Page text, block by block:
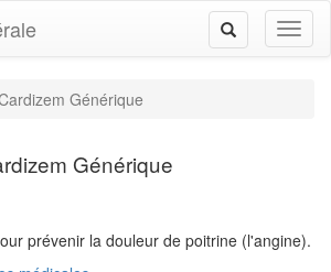
Toggle
navigation
Générique
Générique
prévenir la douleur de poitrine (l'angine).